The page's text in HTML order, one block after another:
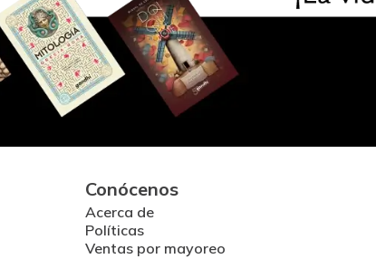
Conócenos
Acerca de
Políticas
Ventas por mayoreo